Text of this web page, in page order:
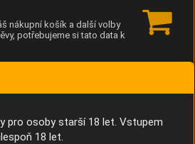
nákupní košík a další volby
potřebujeme si tato data k
se jedná o stejné zařízení, a
pro osoby starší 18 let. Vstupem
18 let.